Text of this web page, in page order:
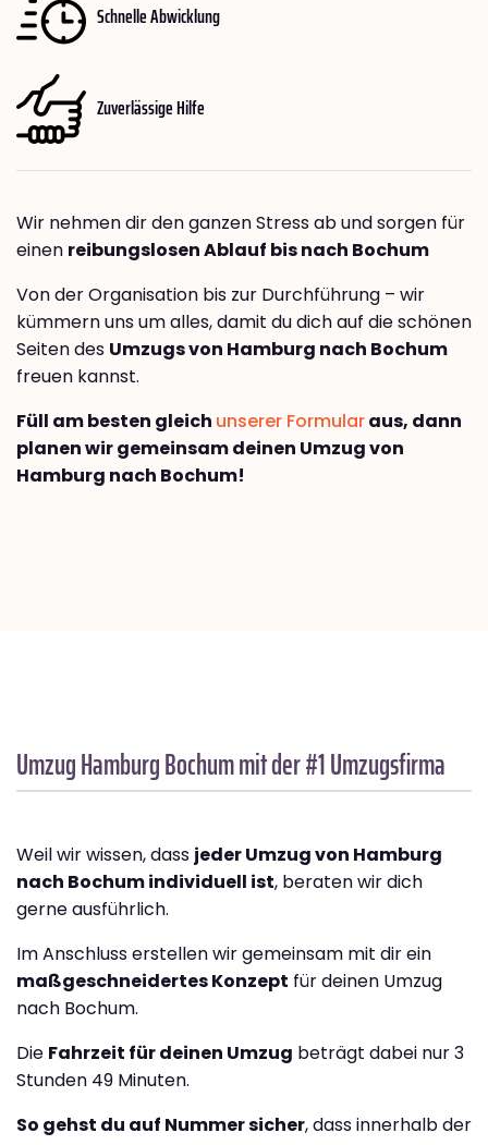
Schnelle Abwicklung
Zuverlässige Hilfe
Wir nehmen dir den ganzen Stress ab und sorgen für
einen reibungslosen Ablauf bis nach Bochum
Von der Organisation bis zur Durchführung – wir
kümmern uns um alles, damit du dich auf die schönen
Seiten des Umzugs von Hamburg nach Bochum
freuen kannst.
Füll am besten gleich unserer Formularaus, dann
planen wir gemeinsam deinen Umzug von
Hamburg nach Bochum!
Umzug HamburgBochummit der #1 Umzugsfirma
Weil wir wissen, dass jeder Umzug von Hamburg
nach Bochum individuell ist, beraten wir dich
gerne ausführlich.
Im Anschluss erstellen wir gemeinsam mit dir ein
maßgeschneidertes Konzept für deinen Umzug
nach Bochum.
Die Fahrzeit für deinen Umzug beträgt dabei nur 3
Stunden 49 Minuten.
So gehst du auf Nummer sicher, dass innerhalb der